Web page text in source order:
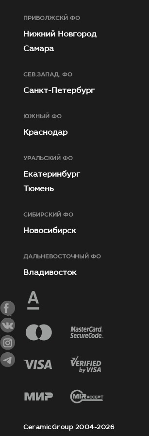
ПРИВОЛЖСКЙ ФО
Нижний Новгород
Самара
СЕВ.ЗАПАД. ФО
Санкт-Петербург
ЮЖНЫЙ ФО
Краснодар
УРАЛЬСКИЙ ФО
Екатеринбург
Тюмень
СИБИРСКИЙ ФО
Новосибирск
ДАЛЬНЕВОСТОЧНЫЙ ФО
Владивосток
CeramicGroup 2004-2026